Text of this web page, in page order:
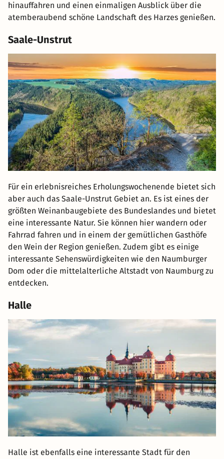
hinauffahren und einen einmaligen Ausblick über die
atemberaubend schöne Landschaft des Harzes genießen.
Saale-Unstrut
Für ein erlebnisreiches Erholungswochenende bietet sich
aber auch das Saale-Unstrut Gebiet an. Es ist eines der
größten Weinanbaugebiete des Bundeslandes und bietet
eine interessante Natur. Sie können hier wandern oder
Fahrrad fahren und in einem der gemütlichen Gasthöfe
den Wein der Region genießen. Zudem gibt es einige
interessante Sehenswürdigkeiten wie den Naumburger
Dom oder die mittelalterliche Altstadt von Naumburg zu
entdecken.
Halle
Halle ist ebenfalls eine interessante Stadt für den